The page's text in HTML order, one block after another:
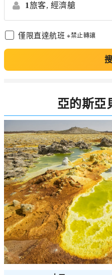
1旅客, 經濟艙
僅限直達航班 ※禁止轉讓
亞的斯亞